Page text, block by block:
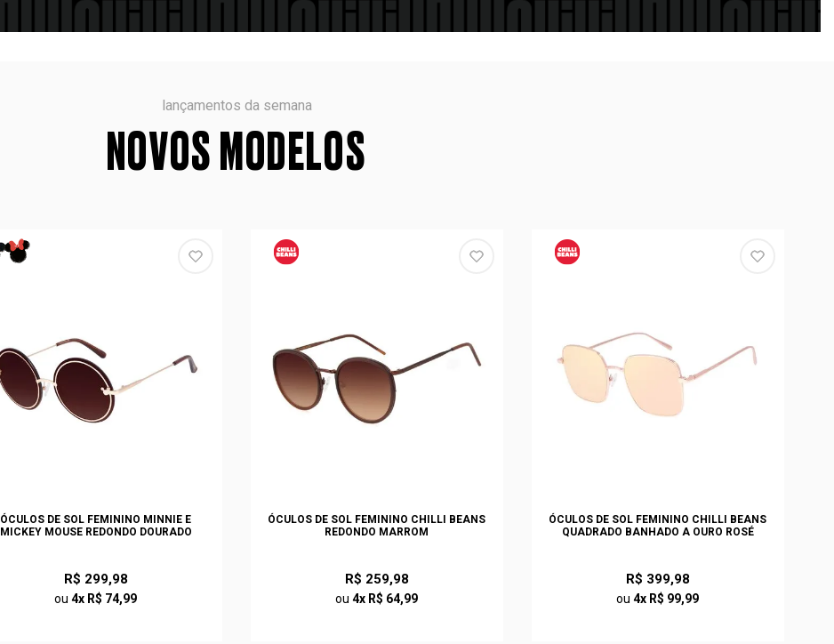
lançamentos da semana
NOVOS MODELOS
ÓCULOS DE SOL FEMININO MINNIE E
MICKEY MOUSE REDONDO DOURADO
R$ 299,98
ou4x R$ 74,99
ÓCULOS DE SOL FEMININO CHILLI BEANS
REDONDO MARROM
R$ 259,98
ou4x R$ 64,99
ÓCULOS DE SOL FEMININO CHILLI BEANS
QUADRADO BANHADO A OURO ROSÉ
R$ 399,98
ou4x R$ 99,99